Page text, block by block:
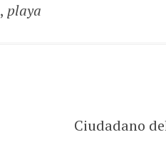
, playa
Ciudadano